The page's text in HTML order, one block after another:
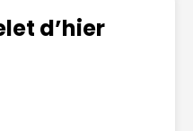
d’hier